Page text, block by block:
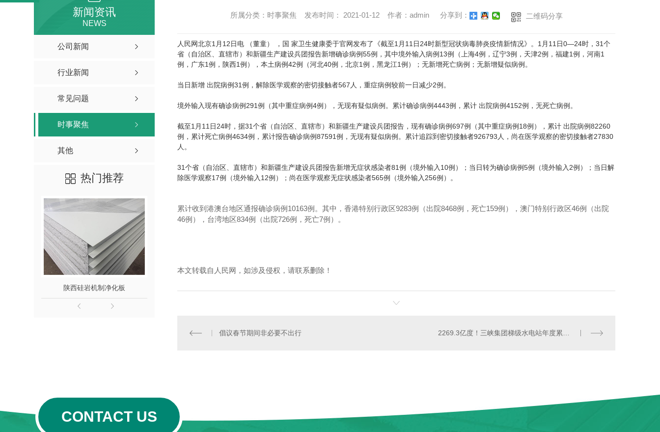
新闻资讯
NEWS
公司新闻
行业新闻
常见问题
时事聚焦
其他
热门推荐
陕西硅岩机制净化板
所属分类：时事聚焦 发布时间： 2021-01-12 作者：admin 分享到： 二维码分享
人民网北京1月12日电 （董童） ，国 家卫生健康委于官网发布了《截至1月11日24时新型冠状病毒肺炎疫情新情况》。1月11日0—24时，31个
省（自治区、直辖市）和新疆生产建设兵团报告新增确诊病例55例，其中境外输入病例13例（上海4例，辽宁3例，天津2例，福建1例，河南1
例，广东1例，陕西1例），本土病例42例（河北40例，北京1例，黑龙江1例）；无新增死亡病例；无新增疑似病例。
当日新增 出院病例31例，解除医学观察的密切接触者567人，重症病例较前一日减少2例。
境外输入现有确诊病例291例（其中重症病例4例），无现有疑似病例。累计确诊病例4443例，累计 出院病例4152例，无死亡病例。
截至1月11日24时，据31个省（自治区、直辖市）和新疆生产建设兵团报告，现有确诊病例697例（其中重症病例18例），累计 出院病例82260
例，累计死亡病例4634例，累计报告确诊病例87591例，无现有疑似病例。累计追踪到密切接触者926793人，尚在医学观察的密切接触者27830
人。
31个省（自治区、直辖市）和新疆生产建设兵团报告新增无症状感染者81例（境外输入10例）；当日转为确诊病例5例（境外输入2例）；当日解
除医学观察17例（境外输入12例）；尚在医学观察无症状感染者565例（境外输入256例）。
累计收到港澳台地区通报确诊病例10163例。其中，香港特别行政区9283例（出院8468例，死亡159例），澳门特别行政区46例（出院
46例），台湾地区834例（出院726例，死亡7例）。
本文转载自人民网，如涉及侵权，请联系删除！
倡议春节期间非必要不出行 2269.3亿度！三峡集团梯级水电站年度累计发电量创历史新纪录
CONTACT US